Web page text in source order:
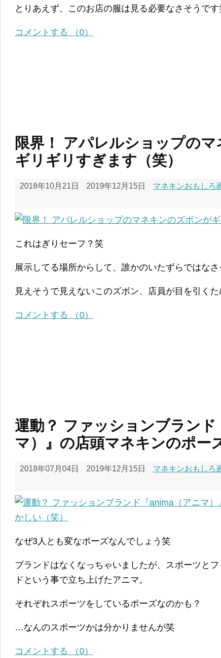
とりあえず、このお店の服は見る必要なさそうです
コメントする （0）
限界！ アパレルショップの
ギリギリすぎます（笑）
2018年10月21日 2019年12月15日 マネキンおもしろ
これはぎりセーフ？笑
展示してる場所からして、誰かのいたずらではな
見えそうで見えないこのズボン、店員が目を引く
コメントする （0）
運動？ ファッションブラン
マ）』の店頭マネキンのポー
2018年07月04日 2019年12月15日 マネキンおもしろ
なぜ3人とも変なポーズなんでしょう笑
ブランドはなくなっちゃいましたが、スポーツと
ドという事で立ち上げたアニマ。
それぞれスポーツをしているポーズなのかも？
…なんのスポーツかは分かりませんが笑
コメントする （0）